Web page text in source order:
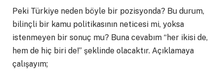
Peki Türkiye neden böyle bir pozisyonda? Bu durum,
bilinçli bir kamu politikasının neticesi mi, yoksa
istenmeyen bir sonuç mu? Buna cevabım “her ikisi de,
hem de hiç biri de!” şeklinde olacaktır. Açıklamaya
çalışayım;